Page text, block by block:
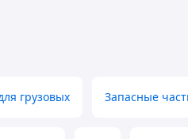
грузовых Запасные